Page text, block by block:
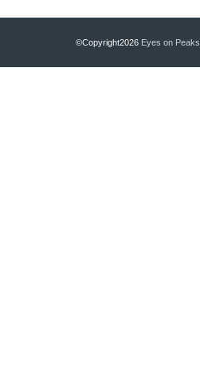
©Copyright2026 Eyes on Peaks